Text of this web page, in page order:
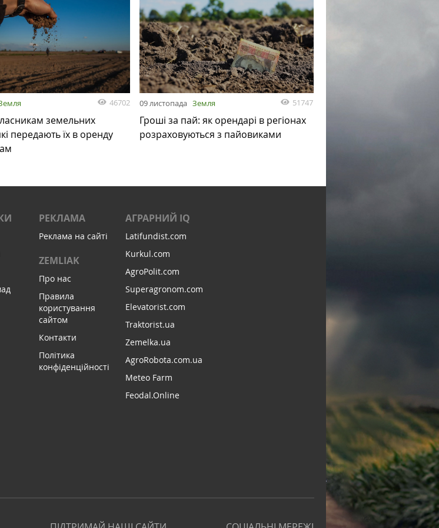
46702
земельних
передають їх в оренду
09 листопада Земля 51747
Гроші за пай: як орендарі в регіонах
розраховуються з пайовиками
РЕКЛАМА
Реклама на сайті
ZEMLIAK
Про нас
Правила
користування
сайтом
Контакти
Політика
конфіденційності
АГРАРНИЙ IQ
Latifundist.com
Kurkul.com
AgroPolit.com
Superagronom.com
Elevatorist.com
Traktorist.ua
Zemelka.ua
AgroRobota.com.ua
Meteo Farm
Feodal.Online